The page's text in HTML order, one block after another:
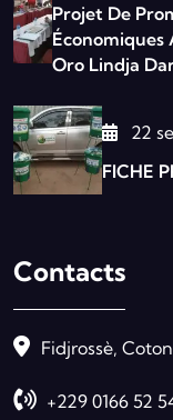
Projet De
Économiques
Oro Lindja
22
FICHE
Contacts
Fidjrossè,
+229 0166 52